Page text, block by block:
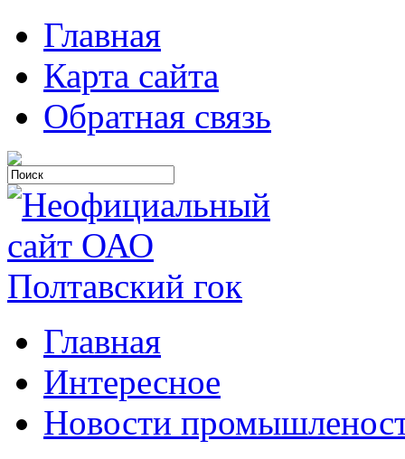
Главная
Карта сайта
Обратная связь
Главная
Интересное
Новости